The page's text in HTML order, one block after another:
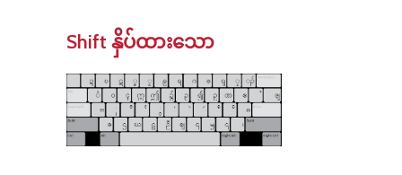
Shift နှိပ်ထားသော